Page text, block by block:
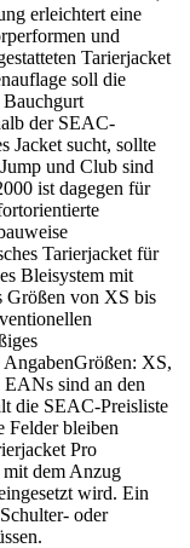
erleichtert eine
und
Tarierjacket
soll die
der SEAC-
Jacket sucht, sollte
und Club sind
ist dagegen für
Tarierjacket für
Bleisystem mit
Größen von XS bis
XS,
sind an den
die SEAC-Preisliste
Felder bleiben
Pro
dem Anzug
wird. Ein
oder